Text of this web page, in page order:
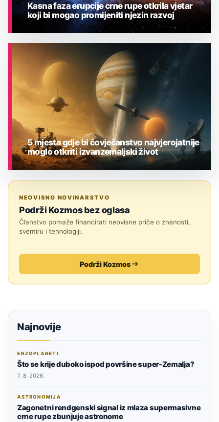
Kasna faza erupcije crne rupe otkrila vjetar
koji bi mogao promijeniti njezin razvoj
5 mjesta gdje bi čovječanstvo najvjerojatnije
moglo otkriti izvanzemaljski život
NEOVISNO NOVINARSTVO
Podrži Kozmos bez oglasa
Članstvo pomaže financirati neovisne priče o znanosti,
svemiru i tehnologiji.
Podrži Kozmos
Najnovije
EGZOPLANETI
Što se krije duboko ispod površine super-Zemalja?
7. 8. 2026.
ASTRONOMIJA
Zagonetni rendgenski signal iz mlaza supermasivne
crne rupe zbunjuje astronome